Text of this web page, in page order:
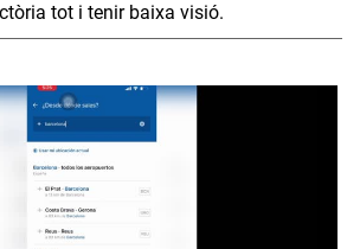
tot i tenir baixa visió.